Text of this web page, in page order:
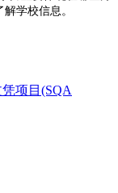
学校信息。
项目(SQA